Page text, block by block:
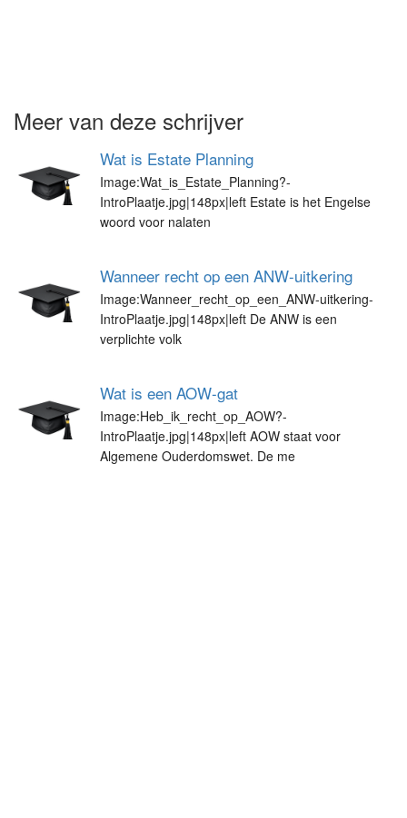
Meer van deze schrijver
Wat is Estate Planning
Image:Wat_is_Estate_Planning?-
IntroPlaatje.jpg|148px|left Estate is het Engelse
woord voor nalaten
Wanneer recht op een ANW-uitkering
Image:Wanneer_recht_op_een_ANW-uitkering-
IntroPlaatje.jpg|148px|left De ANW is een
verplichte volk
Wat is een AOW-gat
Image:Heb_ik_recht_op_AOW?-
IntroPlaatje.jpg|148px|left AOW staat voor
Algemene Ouderdomswet. De me